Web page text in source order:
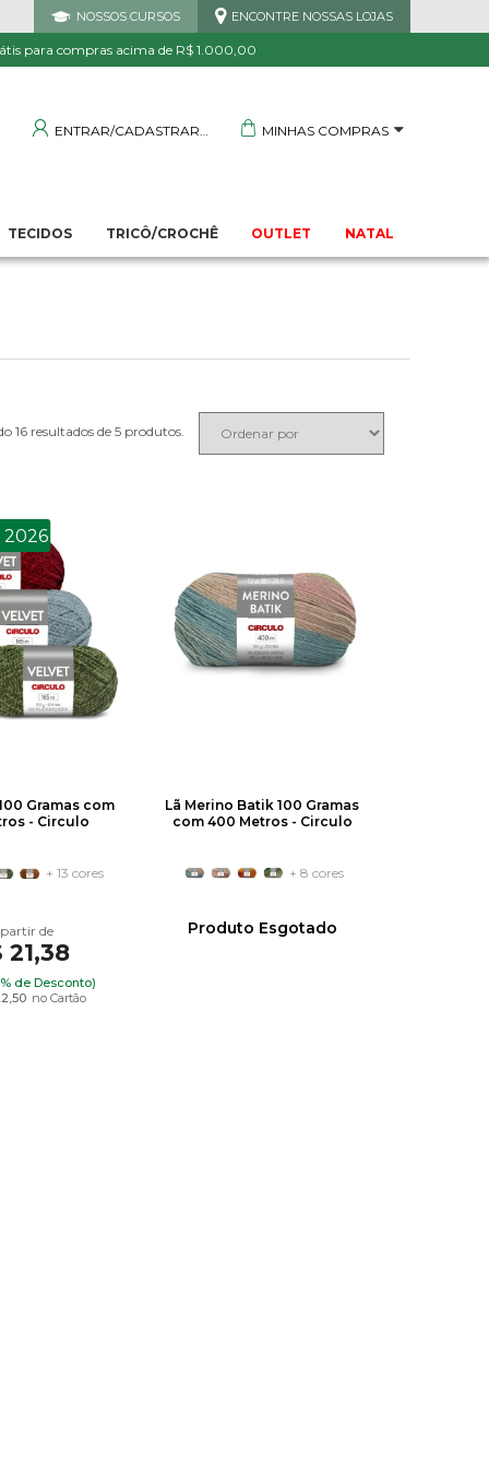
NOSSOS CURSOS ENCONTRE NOSSAS LOJAS
para compras acima de R$ 1.000,00
ENTRAR/CADASTRAR MINHAS COMPRAS
TECIDOS TRICÔ/CROCHÊ OUTLET NATAL
QUALIDADE TRANQUILIDADE E PROTEÇÃO
5
2026
Gramas com
- Circulo
+ 13 cores
21,38
de Desconto)
no Cartão
Lã Merino Batik 100 Gramas
com 400 Metros - Circulo
+ 8 cores
Produto Esgotado